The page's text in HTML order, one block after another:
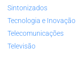
Sintonizados
Tecnologia e Inovação
Telecomunicações
Televisão